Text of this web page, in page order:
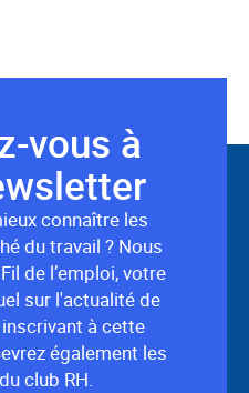
vous à
connaître les
du travail ? Nous
de l’emploi, votre
sur l'actualité de
à cette
également les
club RH.